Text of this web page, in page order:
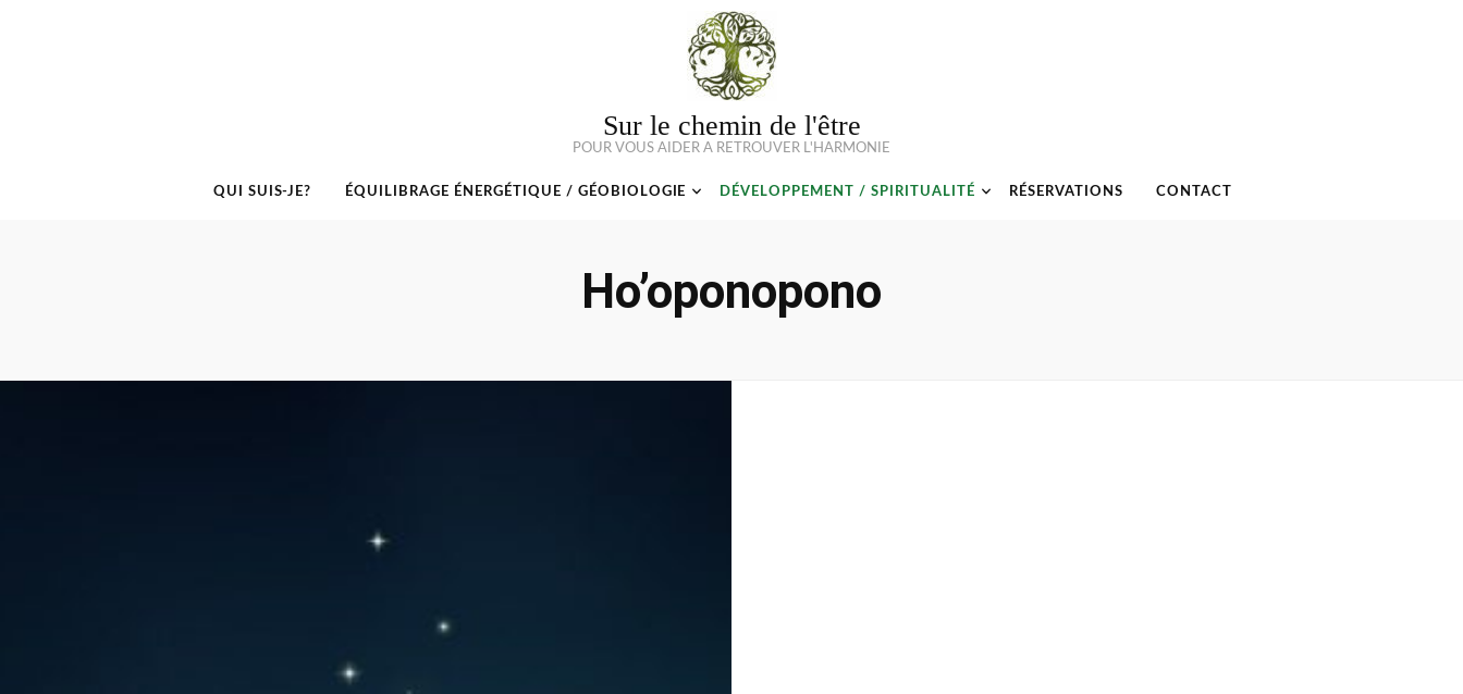
Sur le chemin de l'être
POUR VOUS AIDER A RETROUVER L'HARMONIE
QUI SUIS-JE? ÉQUILIBRAGE ÉNERGÉTIQUE / GÉOBIOLOGIE DÉVELOPPEMENT / SPIRITUALITÉ RÉSERVATIONS CONTACT
Ho’oponopono